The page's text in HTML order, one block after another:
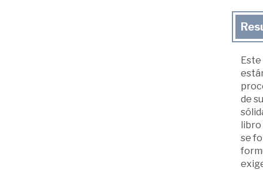
de
libro
se